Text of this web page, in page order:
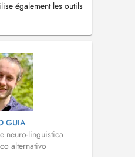
également les outils
vous offrir
pour vous. Que
d'ordre
en pris...
GUIA
neuro-linguistica
alternativo